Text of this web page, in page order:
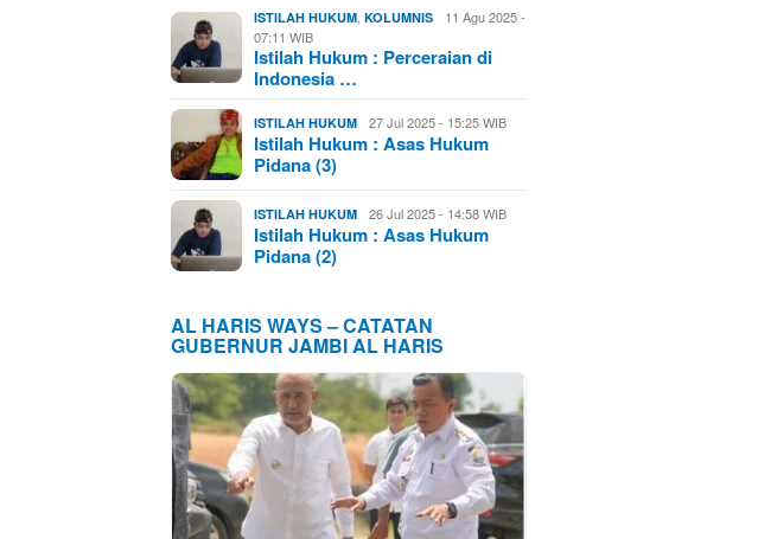
ISTILAH HUKUM ,KOLUMNIS
11 Agu 2025 -
07:11 WIB
Istilah Hukum : Perceraian di
Indonesia …
ISTILAH HUKUM 27 Jul 2025 - 15:25 WIB
Istilah Hukum : Asas Hukum
Pidana (3)
ISTILAH HUKUM 26 Jul 2025 - 14:58 WIB
Istilah Hukum : Asas Hukum
Pidana (2)
AL HARIS WAYS – CATATAN
GUBERNUR JAMBI AL HARIS